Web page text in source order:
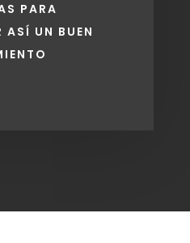
PARA
ASÍ UN BUEN